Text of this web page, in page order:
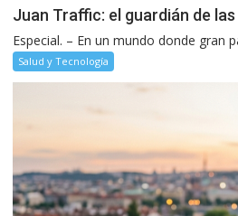
Juan Traffic: el guardián de
Especial. – En un mundo donde gran
Salud y Tecnología